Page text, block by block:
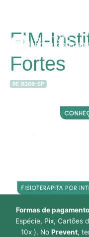
conteúdo
RE:6306-SP
FIM-
Fortes
Formas de
Espécie, Pix, Cartões
10x ). No Prevent,